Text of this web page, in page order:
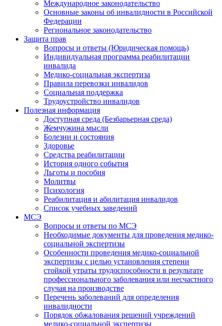
Международное законодательство
Основные законы об инвалидности в Российской
Федерации
Региональное законодательство
Защита прав
Вопросы и ответы (Юридическая помощь)
Индивидуальная программа реабилитации
инвалида
Медико-социальная экспертиза
Правила перевозки инвалидов
Социальная поддержка
Трудоустройство инвалидов
Полезная информация
Доступная среда (Безбарьерная среда)
Жемчужина мысли
Болезни и состояния
Здоровье
Средства реабилитации
История одного события
Льготы и пособия
Молитвы
Психология
Реабилитация и абилитация инвалидов
Список учебных заведений
МСЭ
Вопросы и ответы по МСЭ
Необходимые документы для проведения медико-
социальной экспертизы
Особенности проведения медико-социальной
экспертизы с целью установления степени
стойкой утраты трудоспособности в результате
профессионального заболевания или несчастного
случая на производстве
Перечень заболеваний для определения
инвалидности
Порядок обжалования решений учреждений
медико-социальной экспертизы